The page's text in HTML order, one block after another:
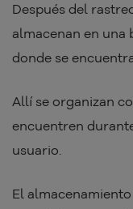
Después del
almacenan en una
donde se
Allí se organizan
encuentren
usuario.
El